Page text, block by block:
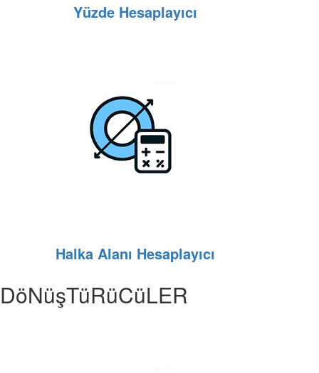
Yüzde Hesaplayıcı
Halka Alanı Hesaplayıcı
DöNüşTüRüCüLER